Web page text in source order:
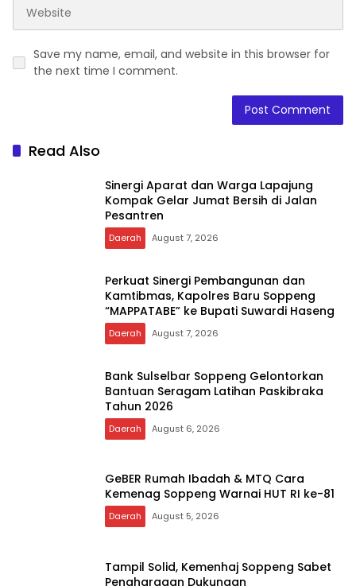
Save my name, email, and website in this browser for
the next time I comment.
Read Also
Sinergi Aparat dan Warga Lapajung
Kompak Gelar Jumat Bersih di Jalan
Pesantren
Daerah August 7, 2026
Perkuat Sinergi Pembangunan dan
Kamtibmas, Kapolres Baru Soppeng
“MAPPATABE” ke Bupati Suwardi Haseng
Daerah August 7, 2026
Bank Sulselbar Soppeng Gelontorkan
Bantuan Seragam Latihan Paskibraka
Tahun 2026
Daerah August 6, 2026
GeBER Rumah Ibadah & MTQ Cara
Kemenag Soppeng Warnai HUT RI ke-81
Daerah August 5, 2026
Tampil Solid, Kemenhaj Soppeng Sabet
Penghargaan Dukungan